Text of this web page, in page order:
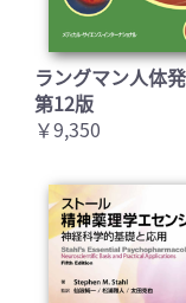
ラングマン人体
第12版
￥9,350